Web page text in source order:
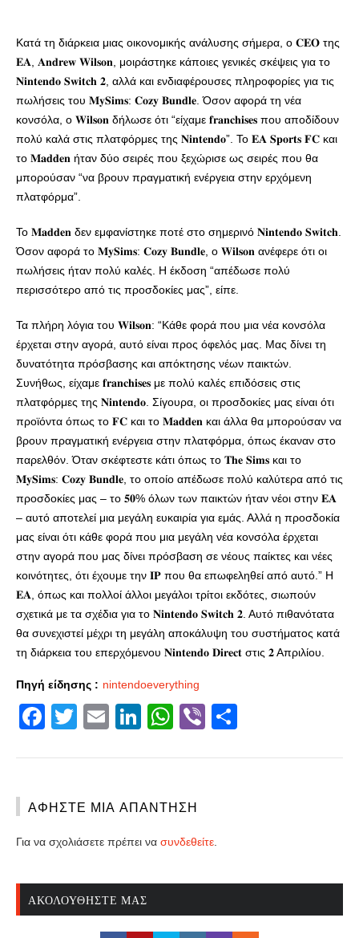
Κατά τη διάρκεια μιας οικονομικής ανάλυσης σήμερα, ο 𝐂𝐄𝐎 της
𝐄𝐀, 𝐀𝐧𝐝𝐫𝐞𝐰 𝐖𝐢𝐥𝐬𝐨𝐧, μοιράστηκε κάποιες γενικές σκέψεις για το
𝐍𝐢𝐧𝐭𝐞𝐧𝐝𝐨 𝐒𝐰𝐢𝐭𝐜𝐡 𝟐, αλλά και ενδιαφέρουσες πληροφορίες για τις
πωλήσεις του 𝐌𝐲𝐒𝐢𝐦𝐬: 𝐂𝐨𝐳𝐲 𝐁𝐮𝐧𝐝𝐥𝐞. Όσον αφορά τη νέα
κονσόλα, ο 𝐖𝐢𝐥𝐬𝐨𝐧 δήλωσε ότι “είχαμε 𝐟𝐫𝐚𝐧𝐜𝐡𝐢𝐬𝐞𝐬 που αποδίδουν
πολύ καλά στις πλατφόρμες της 𝐍𝐢𝐧𝐭𝐞𝐧𝐝𝐨”. Το 𝐄𝐀 𝐒𝐩𝐨𝐫𝐭𝐬 𝐅𝐂 και
το 𝐌𝐚𝐝𝐝𝐞𝐧 ήταν δύο σειρές που ξεχώρισε ως σειρές που θα
μπορούσαν “να βρουν πραγματική ενέργεια στην ερχόμενη
πλατφόρμα”.
Το 𝐌𝐚𝐝𝐝𝐞𝐧 δεν εμφανίστηκε ποτέ στο σημερινό 𝐍𝐢𝐧𝐭𝐞𝐧𝐝𝐨 𝐒𝐰𝐢𝐭𝐜𝐡.
Όσον αφορά το 𝐌𝐲𝐒𝐢𝐦𝐬: 𝐂𝐨𝐳𝐲 𝐁𝐮𝐧𝐝𝐥𝐞, ο 𝐖𝐢𝐥𝐬𝐨𝐧 ανέφερε ότι οι
πωλήσεις ήταν πολύ καλές. Η έκδοση “απέδωσε πολύ
περισσότερο από τις προσδοκίες μας”, είπε.
Τα πλήρη λόγια του 𝐖𝐢𝐥𝐬𝐨𝐧: “Κάθε φορά που μια νέα κονσόλα
έρχεται στην αγορά, αυτό είναι προς όφελός μας. Μας δίνει τη
δυνατότητα πρόσβασης και απόκτησης νέων παικτών.
Συνήθως, είχαμε 𝐟𝐫𝐚𝐧𝐜𝐡𝐢𝐬𝐞𝐬 με πολύ καλές επιδόσεις στις
πλατφόρμες της 𝐍𝐢𝐧𝐭𝐞𝐧𝐝𝐨. Σίγουρα, οι προσδοκίες μας είναι ότι
προϊόντα όπως το 𝐅𝐂 και το 𝐌𝐚𝐝𝐝𝐞𝐧 και άλλα θα μπορούσαν να
βρουν πραγματική ενέργεια στην πλατφόρμα, όπως έκαναν στο
παρελθόν. Όταν σκέφτεστε κάτι όπως το 𝐓𝐡𝐞 𝐒𝐢𝐦𝐬 και το
𝐌𝐲𝐒𝐢𝐦𝐬: 𝐂𝐨𝐳𝐲 𝐁𝐮𝐧𝐝𝐥𝐞, το οποίο απέδωσε πολύ καλύτερα από τις
προσδοκίες μας – το 𝟓𝟎% όλων των παικτών ήταν νέοι στην 𝐄𝐀
– αυτό αποτελεί μια μεγάλη ευκαιρία για εμάς. Αλλά η προσδοκία
μας είναι ότι κάθε φορά που μια μεγάλη νέα κονσόλα έρχεται
στην αγορά που μας δίνει πρόσβαση σε νέους παίκτες και νέες
κοινότητες, ότι έχουμε την 𝐈𝐏 που θα επωφεληθεί από αυτό.” Η
𝐄𝐀, όπως και πολλοί άλλοι μεγάλοι τρίτοι εκδότες, σιωπούν
σχετικά με τα σχέδια για το 𝐍𝐢𝐧𝐭𝐞𝐧𝐝𝐨 𝐒𝐰𝐢𝐭𝐜𝐡 𝟐. Αυτό πιθανότατα
θα συνεχιστεί μέχρι τη μεγάλη αποκάλυψη του συστήματος κατά
τη διάρκεια του επερχόμενου 𝐍𝐢𝐧𝐭𝐞𝐧𝐝𝐨 𝐃𝐢𝐫𝐞𝐜𝐭 στις 𝟐 Απριλίου.
Πηγή είδησης : nintendoeverything
Facebook
Twitter
EmailLinkedIn
WhatsApp
Viber
ΑΦΉΣΤΕ ΜΙΑ ΑΠΆΝΤΗΣΗ
Για να σχολιάσετε πρέπει να συνδεθείτε
ΑΚΟΛΟΥΘΉΣΤΕ ΜΑΣ